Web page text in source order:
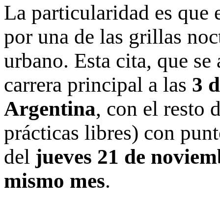
La particularidad es que
por una de las grillas
urbano. Esta cita, que
carrera principal a las 3
Argentina, con el resto
prácticas libres) con
del jueves 21 de
mismo mes.